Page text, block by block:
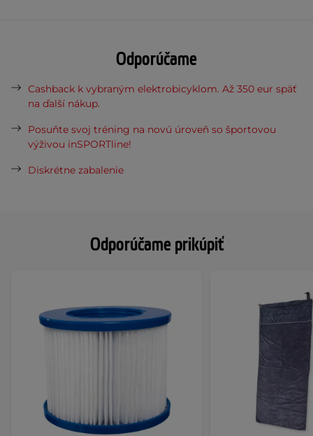
Odporúčame prikúpiť
Odporúčame
Cashback k vybraným elektrobicyklom. Až 350 eur späť
na ďalší nákup.
Posuňte svoj tréning na novú úroveň so športovou
výživou inSPORTline!
Diskrétne zabalenie